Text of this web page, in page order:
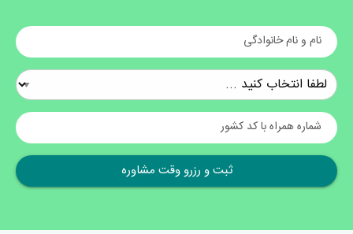
نام و نام خانوادگی
شماره همراه با کد کشور